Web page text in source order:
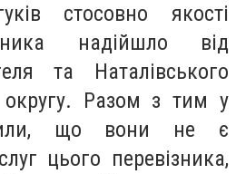
стосовно якості
надійшло від
та Наталівського
округу. Разом з тим у
що вони не є
цього перевізника,